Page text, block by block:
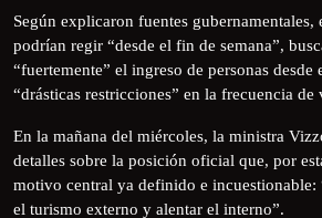
Según explicaron fuentes gubernamentales,
podrían regir “desde el fin de semana”,
“fuertemente” el ingreso de personas
“drásticas restricciones” en la frecuencia de
En la mañana del miércoles, la ministra
detalles sobre la posición oficial que, por
motivo central ya definido e incuestionable:
el turismo externo y alentar el interno”.